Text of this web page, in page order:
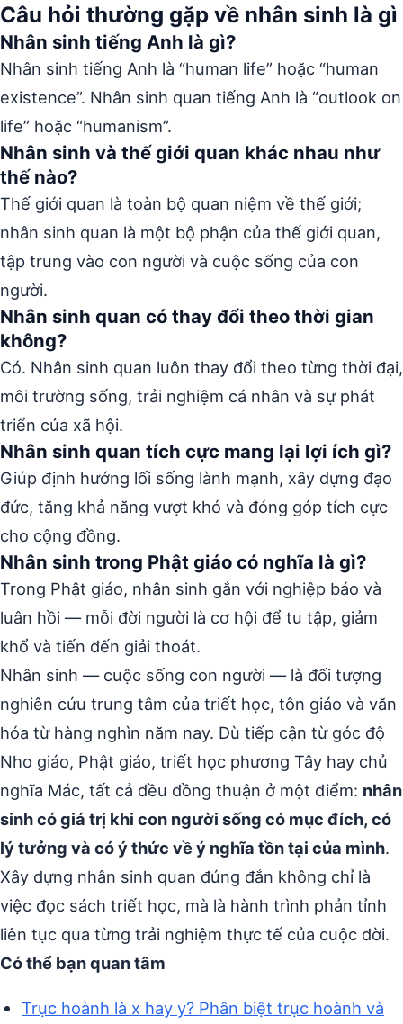
Câu hỏi thường gặp về nhân sinh là gì
Nhân sinh tiếng Anh là gì?
Nhân sinh tiếng Anh là “human life” hoặc “human
existence”. Nhân sinh quan tiếng Anh là “outlook on
life” hoặc “humanism”.
Nhân sinh và thế giới quan khác nhau như
thế nào?
Thế giới quan là toàn bộ quan niệm về thế giới;
nhân sinh quan là một bộ phận của thế giới quan,
tập trung vào con người và cuộc sống của con
người.
Nhân sinh quan có thay đổi theo thời gian
không?
Có. Nhân sinh quan luôn thay đổi theo từng thời đại,
môi trường sống, trải nghiệm cá nhân và sự phát
triển của xã hội.
Nhân sinh quan tích cực mang lại lợi ích gì?
Giúp định hướng lối sống lành mạnh, xây dựng đạo
đức, tăng khả năng vượt khó và đóng góp tích cực
cho cộng đồng.
Nhân sinh trong Phật giáo có nghĩa là gì?
Trong Phật giáo, nhân sinh gắn với nghiệp báo và
luân hồi — mỗi đời người là cơ hội để tu tập, giảm
khổ và tiến đến giải thoát.
Nhân sinh — cuộc sống con người — là đối tượng
nghiên cứu trung tâm của triết học, tôn giáo và văn
hóa từ hàng nghìn năm nay. Dù tiếp cận từ góc độ
Nho giáo, Phật giáo, triết học phương Tây hay chủ
nghĩa Mác, tất cả đều đồng thuận ở một điểm: nhân
sinh có giá trị khi con người sống có mục đích, có
lý tưởng và có ý thức về ý nghĩa tồn tại của mình.
Xây dựng nhân sinh quan đúng đắn không chỉ là
việc đọc sách triết học, mà là hành trình phản tỉnh
liên tục qua từng trải nghiệm thực tế của cuộc đời.
Có thể bạn quan tâm
Trục hoành là x hay y? Phân biệt trục hoành và